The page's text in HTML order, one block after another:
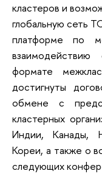
кластеров и
глобальную сеть
платформе по
формате
достигнуты
обмене с
кластерных
Индии, Канады,
Кореи, а также о
следующих